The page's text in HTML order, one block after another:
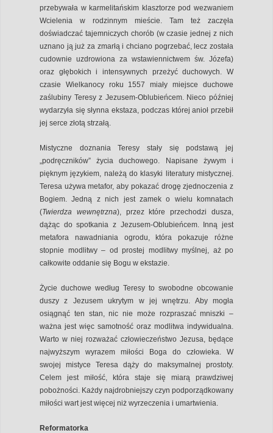
przebywała w karmelitańskim klasztorze pod wezwaniem
Wcielenia w rodzinnym mieście. Tam też zaczęła
doświadczać tajemniczych chorób (w czasie jednej z nich
uznano ją już za zmarłą i chciano pogrzebać, lecz została
cudownie uzdrowiona za wstawiennictwem św. Józefa)
oraz głębokich i intensywnych przeżyć duchowych. W
czasie Wielkanocy roku 1557 miały miejsce duchowe
zaślubiny Teresy z Jezusem-Oblubieńcem. Nieco później
wydarzyła się słynna ekstaza, podczas której anioł przebił
jej serce złotą strzałą.
Mistyczne doznania Teresy stały się podstawą jej
„podręczników” życia duchowego. Napisane żywym i
pięknym językiem, należą do klasyki literatury mistycznej.
Teresa używa metafor, aby pokazać drogę zjednoczenia z
Bogiem. Jedną z nich jest zamek o wielu komnatach
(Twierdza wewnętrzna), przez które przechodzi dusza,
dążąc do spotkania z Jezusem-Oblubieńcem. Inną jest
metafora nawadniania ogrodu, która pokazuje różne
stopnie modlitwy – od prostej modlitwy myślnej, aż po
całkowite oddanie się Bogu w ekstazie.
Życie duchowe według Teresy to swobodne obcowanie
duszy z Jezusem ukrytym w jej wnętrzu. Aby mogła
osiągnąć ten stan, nic nie może rozpraszać mniszki –
ważna jest więc samotność oraz modlitwa indywidualna.
Warto w niej rozważać człowieczeństwo Jezusa, będące
najwyższym wyrazem miłości Boga do człowieka. W
swojej mistyce Teresa dąży do maksymalnej prostoty.
Celem jest miłość, która staje się miarą prawdziwej
pobożności. Każdy najdrobniejszy czyn podporządkowany
miłości wart jest więcej niż wyrzeczenia i umartwienia.
Reformatorka